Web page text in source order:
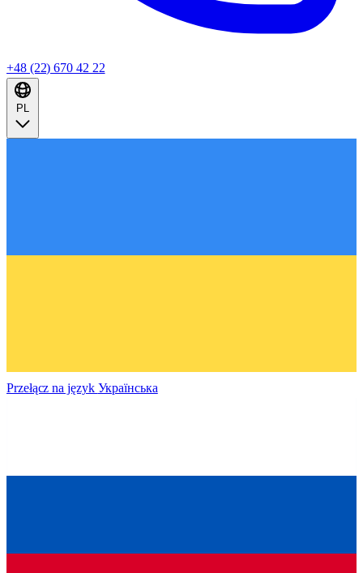
+48 (22) 670 42 22
Przełącz na język Українська